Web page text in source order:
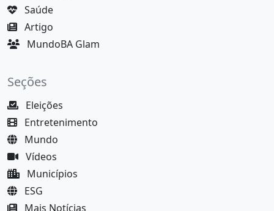
Saúde
Artigo
MundoBA Glam
Seções
Eleições
Entretenimento
Mundo
Vídeos
Municípios
ESG
Mais Notícias